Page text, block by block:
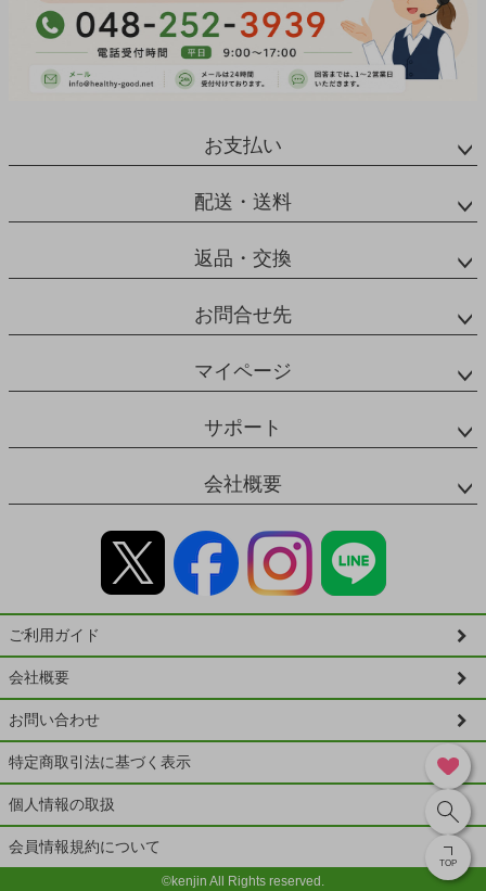
お支払い
配送・送料
返品・交換
お問合せ先
マイページ
サポート
会社概要
ご利用ガイド
会社概要
お問い合わせ
特定商取引法に基づく表示
個人情報の取扱
会員情報規約について
©kenjin All Rights reserved.
TOP